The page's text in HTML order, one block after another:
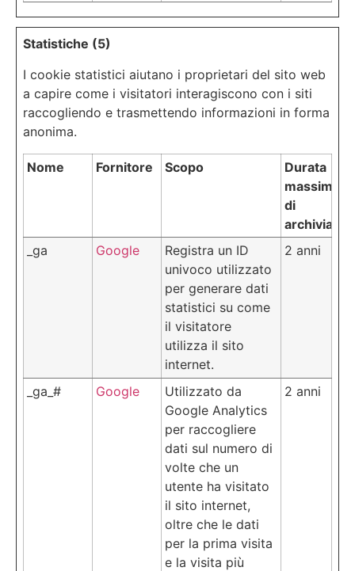
Statistiche (5)
I cookie statistici aiutano i proprietari del sito web
a capire come i visitatori interagiscono con i siti
raccogliendo e trasmettendo informazioni in forma
anonima.
Nome Fornitore Scopo
Durata
massima
di
_ga
Google
Registra un ID
univoco utilizzato
per generare dati
statistici su come
il visitatore
utilizza il sito
internet.
2 anni
_ga_# Google
Utilizzato da
Google Analytics
per raccogliere
dati sul numero di
volte che un
utente ha visitato
il sito internet,
oltre che le dati
per la prima visita
e la visita più
2 anni